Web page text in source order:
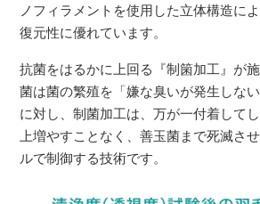
ノフィラメントを使用した立体構造に
復元性に優れています。
抗菌をはるかに上回る『制箘加工』が
菌は菌の繁殖を「嫌な臭いが発生しな
に対し、制菌加工は、万が一付着して
上増やすことなく、善玉菌まで死滅さ
ルで制御する技術です。